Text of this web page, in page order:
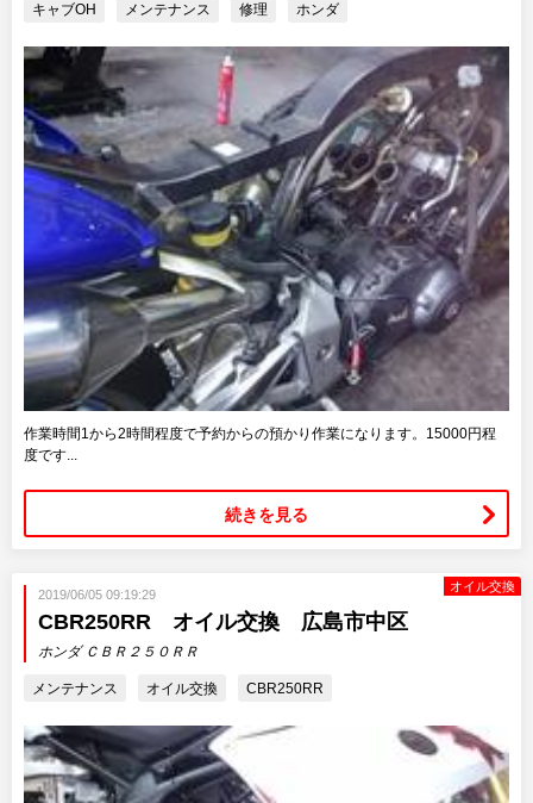
キャブOH メンテナンス 修理 ホンダ
作業時間1から2時間程度で予約からの預かり作業になります。15000円程
度です...
続きを見る
オイル交換
2019/06/05 09:19:29
CBR250RR オイル交換 広島市中区
ホンダ ＣＢＲ２５０ＲＲ
メンテナンス オイル交換 CBR250RR